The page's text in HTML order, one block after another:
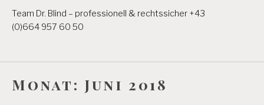
Team Dr. Blind – professionell & rechtssicher +43
(0)664 957 60 50
Monat:Juni 2018